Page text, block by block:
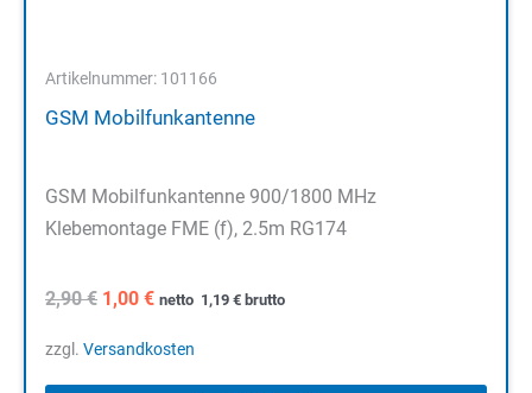
Artikelnummer: 101166
GSM Mobilfunkantenne
GSM Mobilfunkantenne 900/1800 MHz
Klebemontage FME (f), 2.5m RG174
2,90€ Ursprünglicher
war:
1,00 €Aktueller
ist:
netto 1,19 € brutto
zzgl. Versandkosten